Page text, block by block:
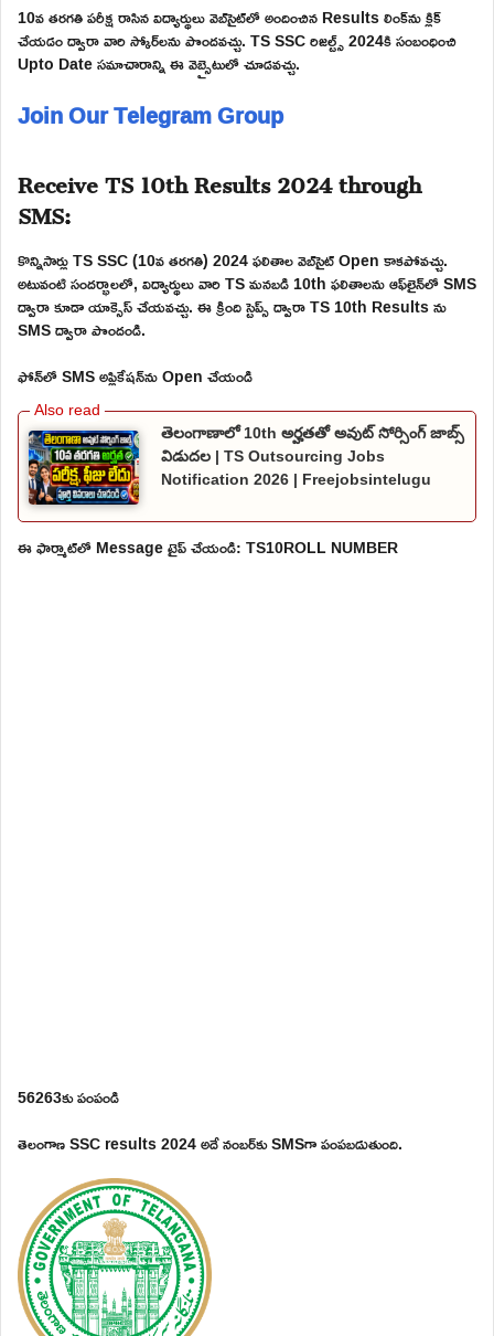
10వ తరగతి పరీక్ష రాసిన విద్యార్థులు వెబ్‌సైట్‌లో అందించిన Results లింక్‌ను క్లిక్
చేయడం ద్వారా వారి స్కోర్‌లను పొందవచ్చు. TS SSC రిజల్ట్స్ 2024కి సంబంధించి
Upto Date సమాచారాన్ని ఈ వెబ్సైటులో చూడవచ్చు.
Join Our Telegram Group
Receive TS 10th Results 2024 through
SMS:
కొన్నిసార్లు TS SSC (10వ తరగతి) 2024 ఫలితాల వెబ్‌సైట్ Open కాకపోవచ్చు.
అటువంటి సందర్భాలలో, విద్యార్థులు వారి TS మనబడి 10th ఫలితాలను ఆఫ్‌లైన్‌లో SMS
ద్వారా కూడా యాక్సెస్ చేయవచ్చు. ఈ క్రింది స్టెప్స్ ద్వారా TS 10th Results ను
SMS ద్వారా పొందండి.
ఫోన్‌లో SMS అప్లికేషన్‌ను Open చేయండి
తెలంగాణాలో 10th అర్హతతో అవుట్ సోర్సింగ్ జాబ్స్
విడుదల | TS Outsourcing Jobs
Notification 2026 | Freejobsintelugu
ఈ ఫార్మాట్‌లో Message టైప్ చేయండి: TS10ROLL NUMBER
56263కు పంపండి
తెలంగాణ SSC results 2024 అదే నంబర్‌కు SMSగా పంపబడుతుంది.